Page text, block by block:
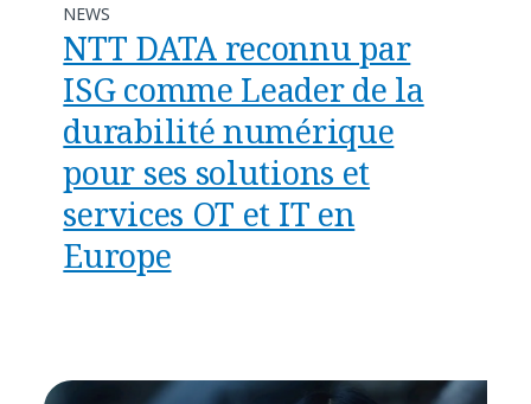
NEWS
NTT DATA reconnu par
ISG comme Leader de la
durabilité numérique
pour ses solutions et
services OT et IT en
Europe